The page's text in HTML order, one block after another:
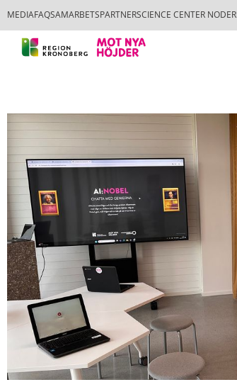
MEDIAFAQSAMARBETSPARTNERSCIENCE CENTER NODER